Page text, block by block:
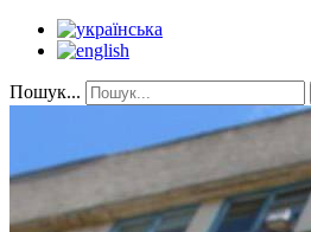
Пошук...